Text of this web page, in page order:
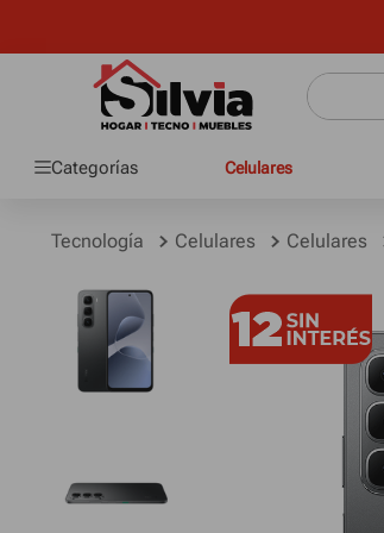
Categorías Celulares
Tecnología Celulares Celulares